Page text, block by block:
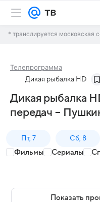
* транслируется московская
Телепрограмма
Дикая рыбалка HD
Дикая рыбалка
передач –
Пт, 7 Сб, 8
Фильмы Сериалы
Показать